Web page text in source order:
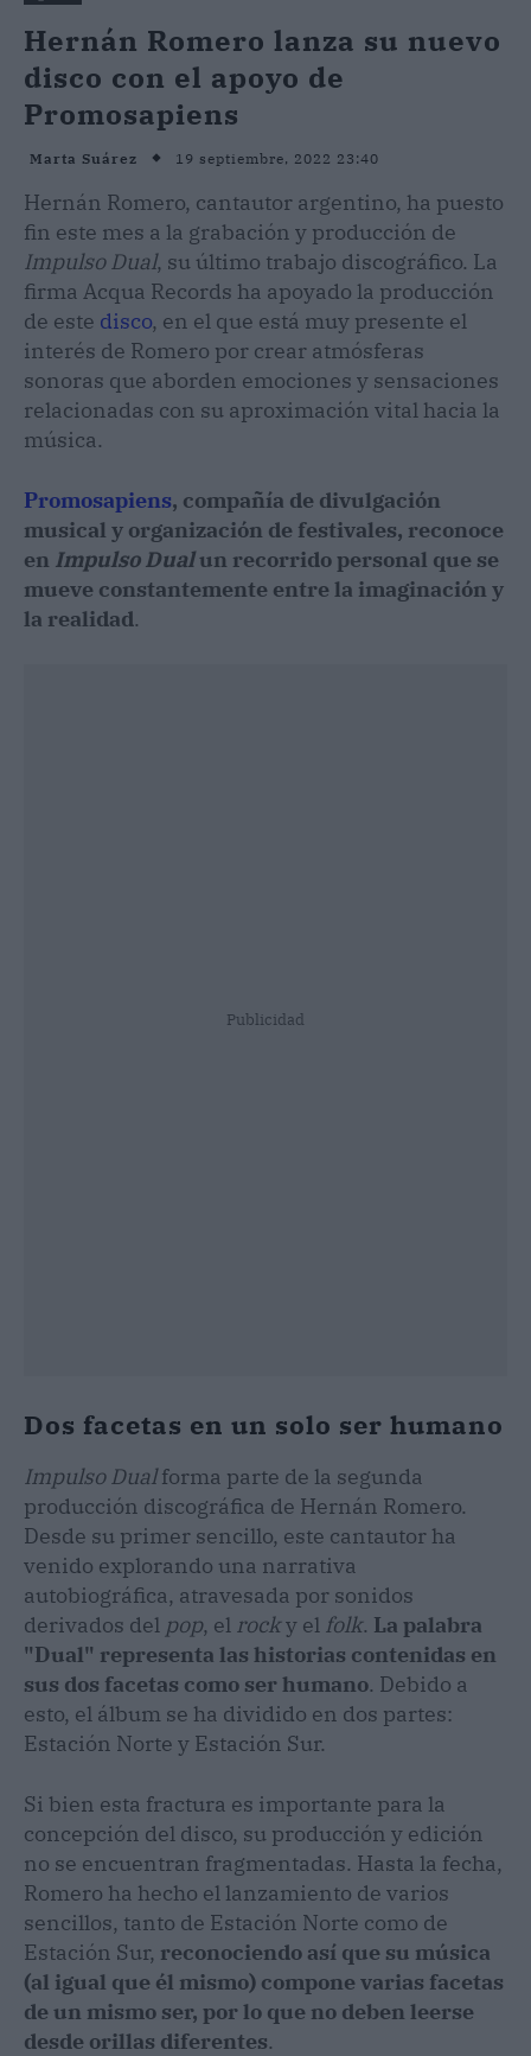
Hernán Romero lanza su nuevo
disco con el apoyo de
Promosapiens
Marta Suárez 19 septiembre, 2022 23:40
Hernán Romero, cantautor argentino, ha puesto
fin este mes a la grabación y producción de
Impulso Dual, su último trabajo discográfico. La
firma Acqua Records ha apoyado la producción
de este disco, en el que está muy presente el
interés de Romero por crear atmósferas
sonoras que aborden emociones y sensaciones
relacionadas con su aproximación vital hacia la
música.
Promosapiens, compañía de divulgación
musical y organización de festivales, reconoce
en Impulso Dualun recorrido personal que se
mueve constantemente entre la imaginación y
la realidad.
Publicidad
Dos facetas en un solo ser humano
Impulso Dualforma parte de la segunda
producción discográfica de Hernán Romero.
Desde su primer sencillo, este cantautor ha
venido explorando una narrativa
autobiográfica, atravesada por sonidos
derivados del pop, el rocky el folk. La palabra
"Dual" representa las historias contenidas en
sus dos facetas como ser humano. Debido a
esto, el álbum se ha dividido en dos partes:
Estación Norte y Estación Sur.
Si bien esta fractura es importante para la
concepción del disco, su producción y edición
no se encuentran fragmentadas. Hasta la fecha,
Romero ha hecho el lanzamiento de varios
sencillos, tanto de Estación Norte como de
Estación Sur, reconociendo así que su música
(al igual que él mismo) compone varias facetas
de un mismo ser, por lo que no deben leerse
desde orillas diferentes.